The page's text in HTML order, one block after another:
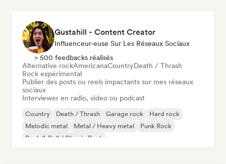
Gustahill - Content Creator
Influenceur·euse Sur Les Réseaux Sociaux
> 500 feedbacks réalisés
Alternative rockAmericanaCountryDeath / Thrash
Rock expérimental
Publier des posts ou reels impactants sur mes réseaux
sociaux
Interviewer en radio, video ou podcast
Country Death / Thrash Garage rock
Hard rock
Melodic metal
Metal / Heavy metal
Punk Rock
Rock & Roll / Classic Rock